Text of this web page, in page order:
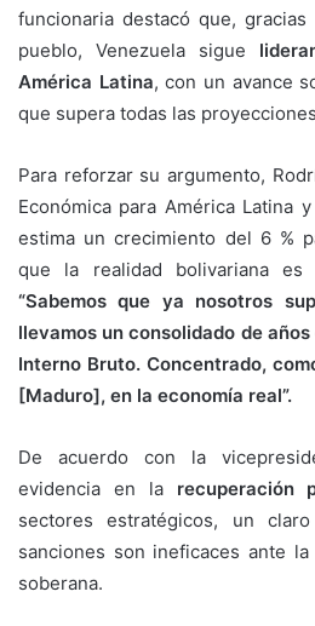
funcionaria destacó que,
pueblo, Venezuela sigue
América Latina, con un avance
que supera todas las
Para reforzar su argumento,
Económica para América Latina
estima un crecimiento del 6 %
que la realidad bolivariana es
“Sabemos que ya nosotros
llevamos un consolidado de
Interno Bruto. Concentrado,
[Maduro], en la economía real”.
De acuerdo con la
evidencia en la recuperación
sectores estratégicos, un
sanciones son ineficaces ante
soberana.